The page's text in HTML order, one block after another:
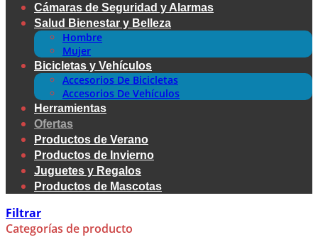
Cámaras de Seguridad y Alarmas
Salud Bienestar y Belleza
Hombre
Mujer
Bicicletas y Vehículos
Accesorios De Bicicletas
Accesorios De Vehículos
Herramientas
Ofertas
Productos de Verano
Productos de Invierno
Juguetes y Regalos
Productos de Mascotas
Filtrar
Categorías de producto